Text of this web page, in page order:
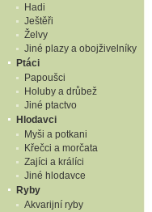
Hadi
Ještěři
Želvy
Jiné plazy a obojživelníky
Ptáci
Papoušci
Holuby a drůbež
Jiné ptactvo
Hlodavci
Myši a potkani
Křečci a morčata
Zajíci a králíci
Jiné hlodavce
Ryby
Akvarijní ryby